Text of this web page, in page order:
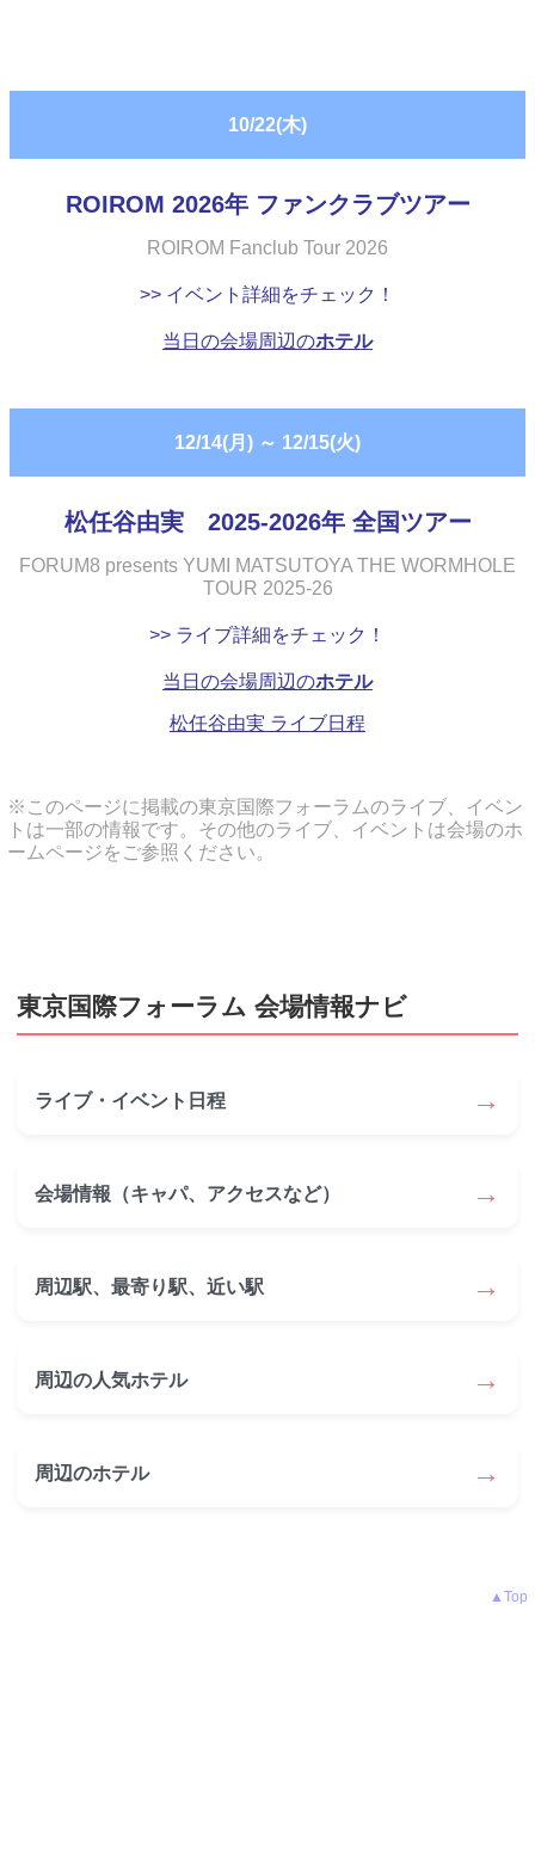
10/22(木)
ROIROM 2026年 ファンクラブツアー
ROIROM Fanclub Tour 2026
>> イベント詳細をチェック！
当日の会場周辺のホテル
12/14(月) ～ 12/15(火)
松任谷由実 2025-2026年 全国ツアー
FORUM8 presents YUMI MATSUTOYA THE WORMHOLE
TOUR 2025-26
>> ライブ詳細をチェック！
当日の会場周辺のホテル
松任谷由実 ライブ日程
※このページに掲載の東京国際フォーラムのライブ、イベン
トは一部の情報です。その他のライブ、イベントは会場のホ
ームページをご参照ください。
東京国際フォーラム 会場情報ナビ
ライブ・イベント日程 →
会場情報（キャパ、アクセスなど） →
周辺駅、最寄り駅、近い駅 →
周辺の人気ホテル →
周辺のホテル →
▲Top